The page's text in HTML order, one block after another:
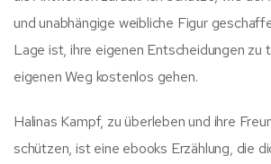
und unabhängige weibliche Figur
Lage ist, ihre eigenen Entscheidungen zu
eigenen Weg kostenlos gehen.
Halinas Kampf, zu überleben und ihre
schützen, ist eine ebooks Erzählung, die